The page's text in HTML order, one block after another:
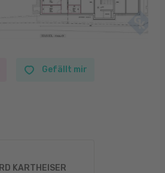
Gefällt mir
KARTHEISER